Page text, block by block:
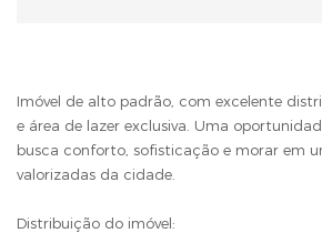
Imóvel de alto padrão, com excelente
e área de lazer exclusiva. Uma
busca conforto, sofisticação e morar em
valorizadas da cidade.
Distribuição do imóvel: